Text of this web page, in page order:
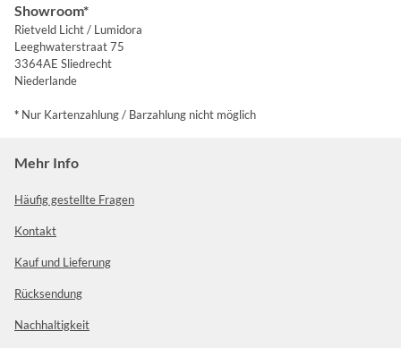
Showroom*
Rietveld Licht / Lumidora
Leeghwaterstraat 75
3364AE Sliedrecht
Niederlande
* Nur Kartenzahlung / Barzahlung nicht möglich
Mehr Info
Häufig gestellte Fragen
Kontakt
Kauf und Lieferung
Rücksendung
Nachhaltigkeit